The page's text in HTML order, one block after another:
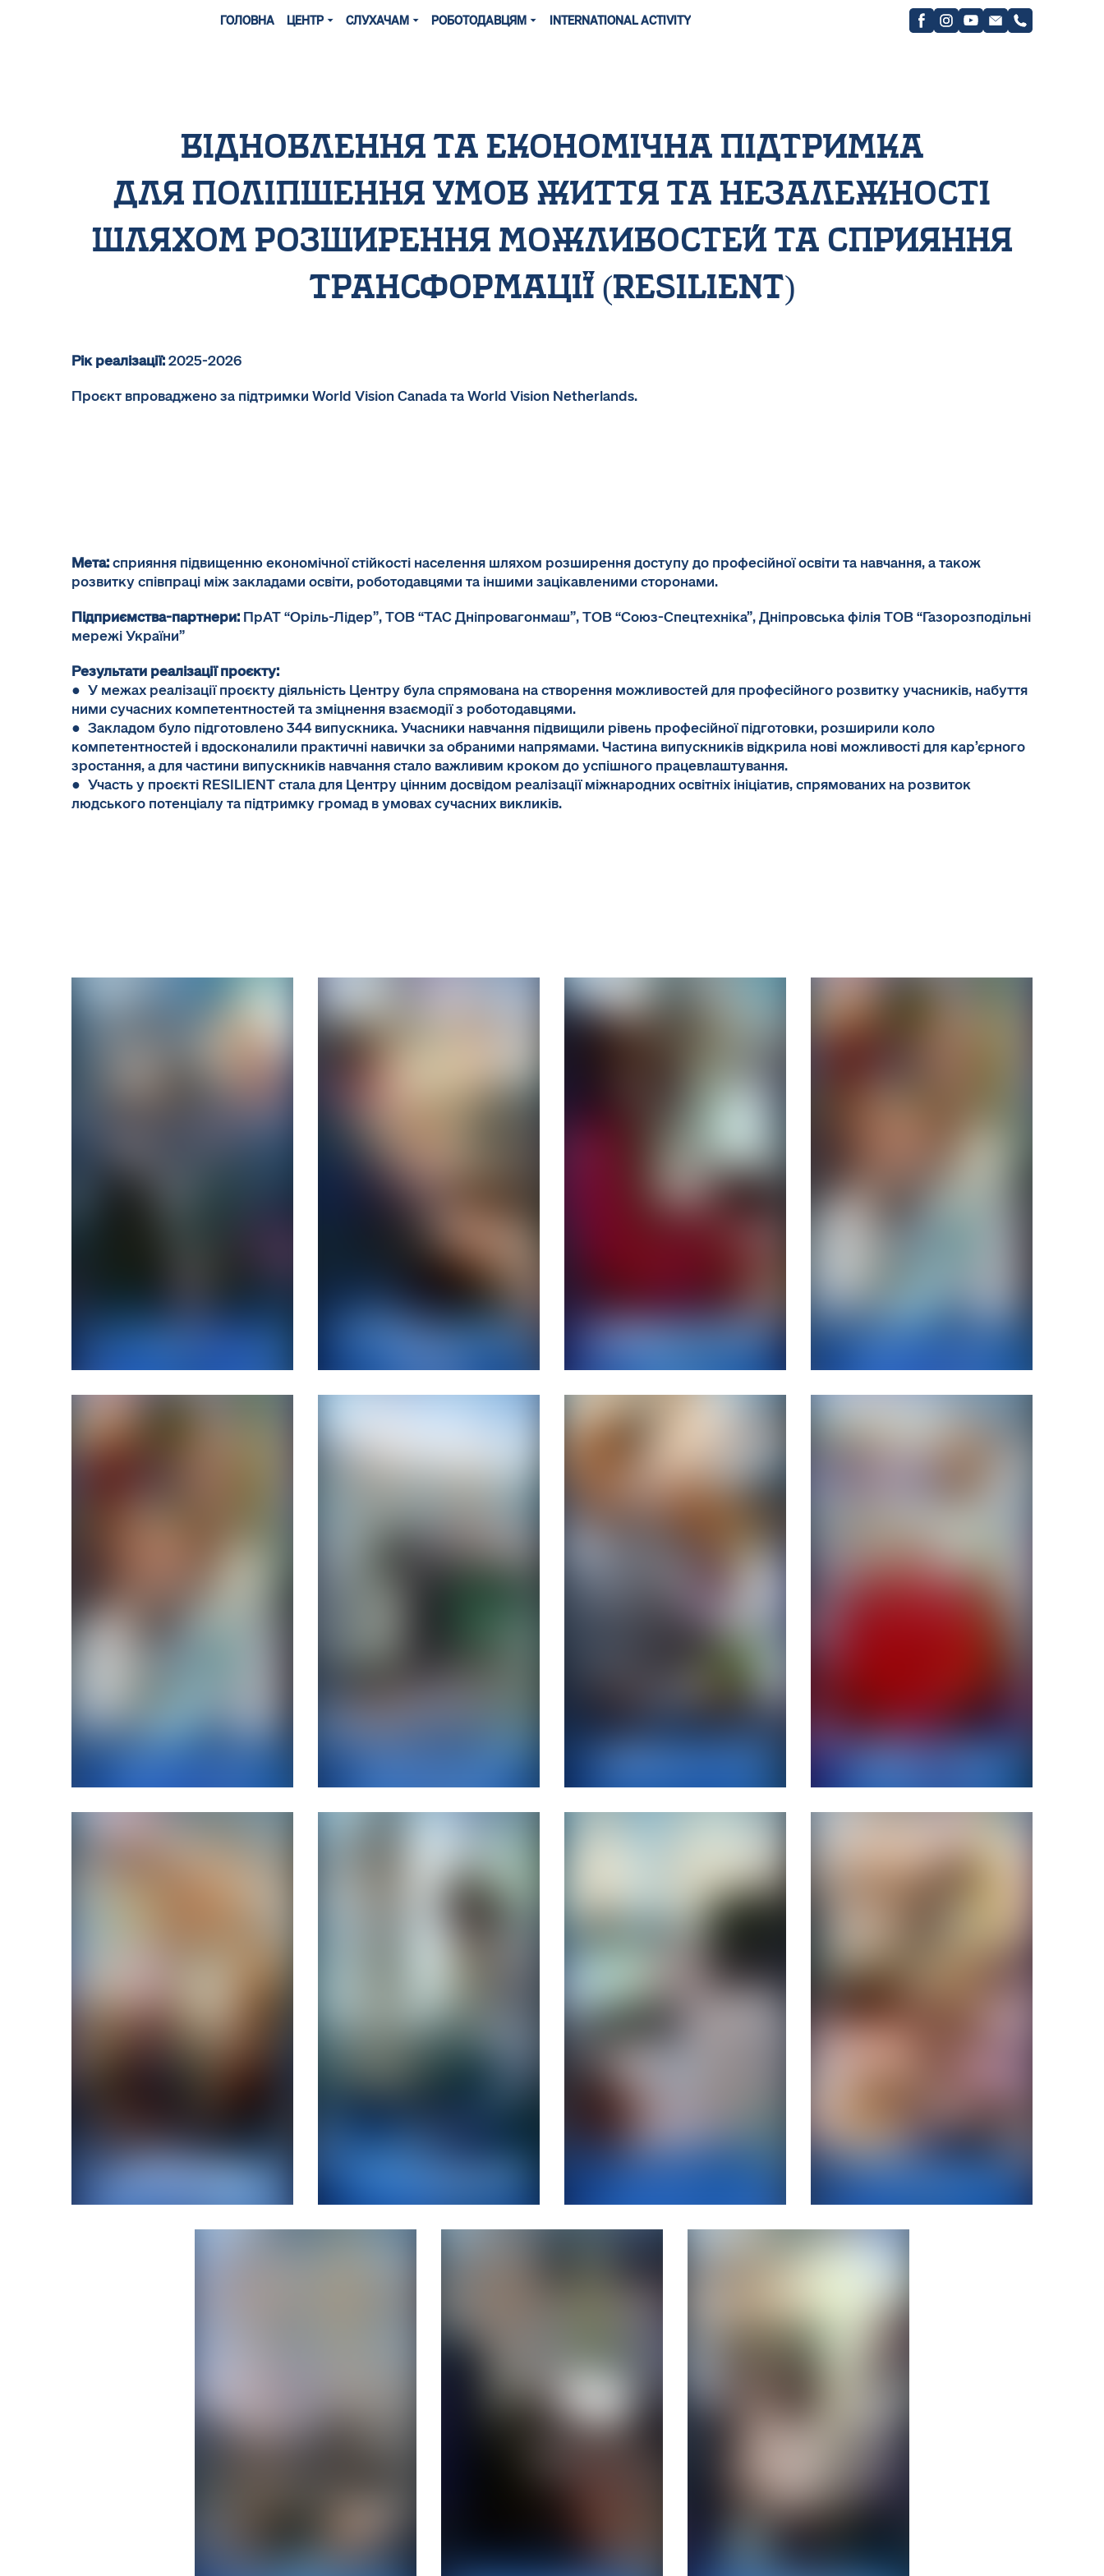
ГОЛОВНА ЦЕНТР СЛУХАЧАМ РОБОТОДАВЦЯМ INTERNATIONAL ACTIVITY
відновлення та економічна підтримка
для поліпшення умов життя та незалежності
шляхом розширення можливостей та сприяння
трансформації (resilient)
Рік реалізації:2025-2026
Проєкт впроваджено за підтримки World Vision Canada та World Vision Netherlands.
Мета:сприяння підвищенню економічної стійкості населення шляхом розширення доступу до професійної освіти та навчання, а також
розвитку співпраці між закладами освіти, роботодавцями та іншими зацікавленими сторонами.
Підприємства-партнери: ПрАТ “Оріль-Лідер”, ТОВ “ТАС Дніпровагонмаш”, ТОВ “Союз-Спецтехніка”, Дніпровська філія ТОВ “Газорозподільні
мережі України”
Результати реалізації проєкту:
● У межах реалізації проєкту діяльність Центру була спрямована на створення можливостей для професійного розвитку учасників, набуття
ними сучасних компетентностей та зміцнення взаємодії з роботодавцями.
● Закладом було підготовлено 344 випускника. Учасники навчання підвищили рівень професійної підготовки, розширили коло
компетентностей і вдосконалили практичні навички за обраними напрямами. Частина випускників відкрила нові можливості для кар’єрного
зростання, а для частини випускників навчання стало важливим кроком до успішного працевлаштування.
● Участь у проєкті RESILIENT стала для Центру цінним досвідом реалізації міжнародних освітніх ініціатив, спрямованих на розвиток
людського потенціалу та підтримку громад в умовах сучасних викликів.